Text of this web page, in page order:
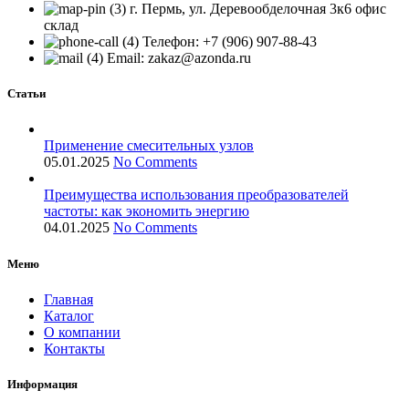
г. Пермь, ул. Деревообделочная 3к6 офис
склад
Телефон: +7 (906) 907-88-43
Email: zakaz@azonda.ru
Статьи
Применение смесительных узлов
05.01.2025 No Comments
Преимущества использования преобразователей
частоты: как экономить энергию
04.01.2025 No Comments
Меню
Главная
Каталог
О компании
Контакты
Информация